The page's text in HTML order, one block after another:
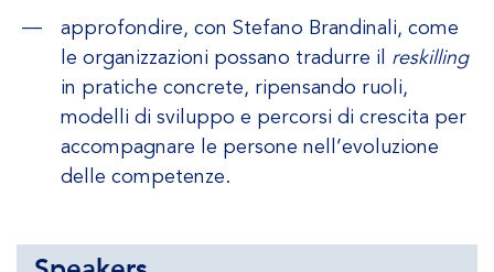
approfondire, con Stefano Brandinali, come
le organizzazioni possano tradurre il reskilling
in pratiche concrete, ripensando ruoli,
modelli di sviluppo e percorsi di crescita per
accompagnare le persone nell’evoluzione
delle competenze.